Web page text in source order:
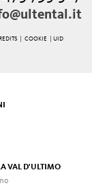
|COOKIE
| UID
VAL D'ULTIMO